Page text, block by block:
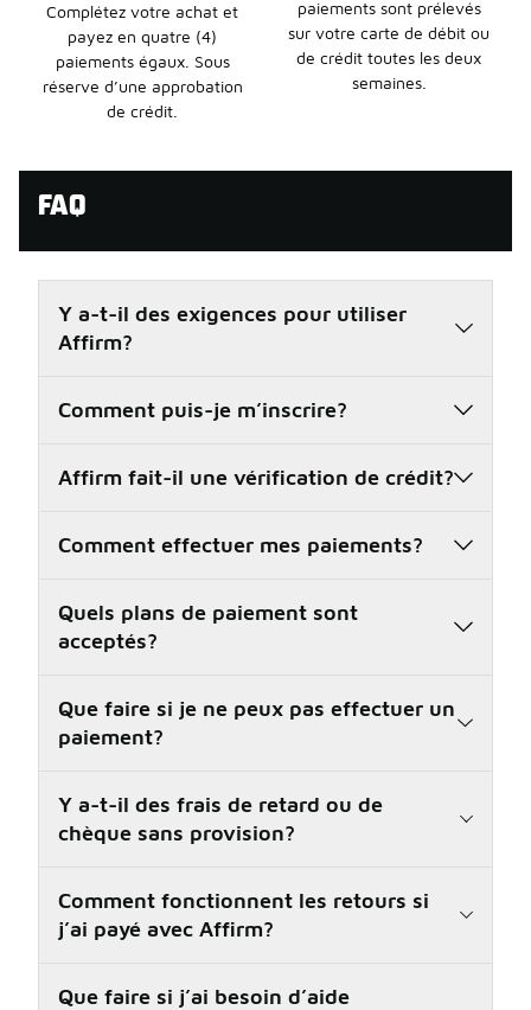
Complétez votre achat et
payez en quatre (4)
paiements égaux. Sous
réserve d’une approbation
de crédit.
paiements sont prélevés
sur votre carte de débit ou
de crédit toutes les deux
semaines.
FAQ
Y a-t-il des exigences pour utiliser
Affirm?
Comment puis-je m’inscrire?
Affirm fait-il une vérification de crédit?
Comment effectuer mes paiements?
Quels plans de paiement sont
acceptés?
Que faire si je ne peux pas effectuer un
paiement?
Y a-t-il des frais de retard ou de
chèque sans provision?
Comment fonctionnent les retours si
j’ai payé avec Affirm?
Que faire si j’ai besoin d’aide